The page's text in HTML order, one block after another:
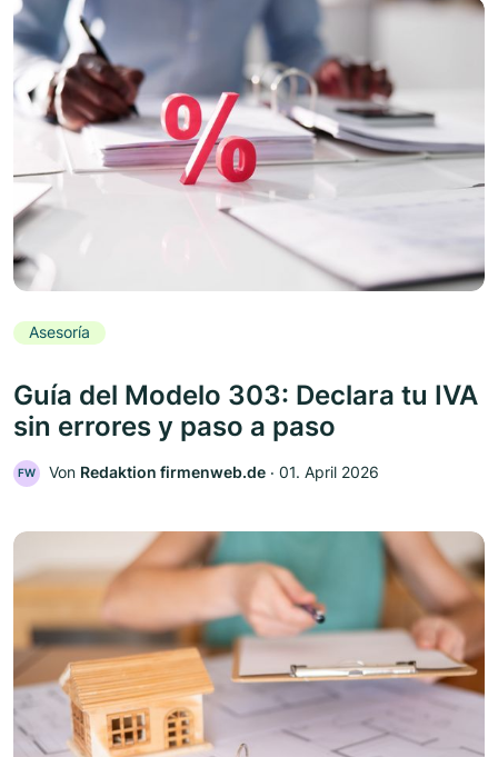
Asesoría
Guía del Modelo 303: Declara tu IVA
sin errores y paso a paso
FW Von Redaktion firmenweb.de ‧ 01. April 2026